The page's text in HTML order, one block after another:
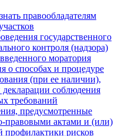
правообладателям
государственного
контроля (надзора)
моратория
о способах и процедуре
(при ее наличии),
декларации соблюдения
требований
предусмотренные
правовыми актами и (или)
профилактики рисков